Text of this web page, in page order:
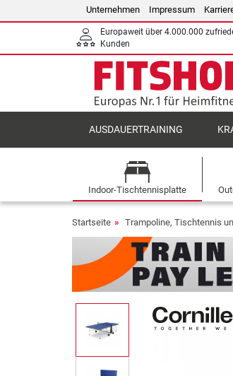
Unternehmen Impressum
Europaweit über 4.000.000
Kunden
AUSDAUERTRAINING
Indoor-Tischtennisplatte
Startseite Trampoline, Tischtennis